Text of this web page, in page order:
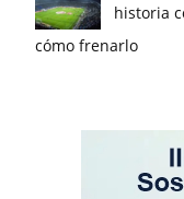
historia
cómo frenarlo